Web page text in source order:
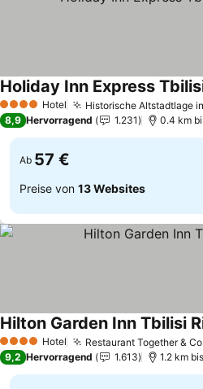
4 Sterne Hotel Historische Altstadtlage
Holiday Inn Express
8,9 Hervorragend 1.231 0.4 km
Ab 57 €
Preise von 13 Websites
4 Sterne Hotel Restaurant Together & Co.
Hilton Garden Inn Tbilisi
9,2 Hervorragend 1.613 1.2 km